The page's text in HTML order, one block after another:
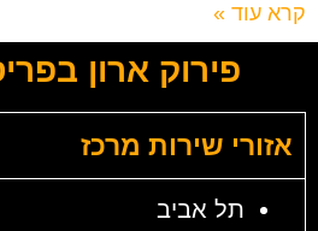
קרא עוד »
פירוק ארון
אזורי שירות מרכז
תל אביב